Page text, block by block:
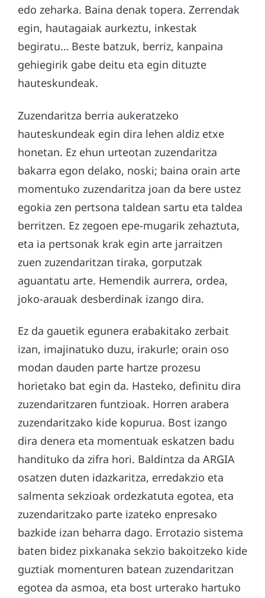
edo zeharka. Baina denak topera. Zerrendak
egin, hautagaiak aurkeztu, inkestak
begiratu… Beste batzuk, berriz, kanpaina
gehiegirik gabe deitu eta egin dituzte
hauteskundeak.
Zuzendaritza berria aukeratzeko
hauteskundeak egin dira lehen aldiz etxe
honetan. Ez ehun urteotan zuzendaritza
bakarra egon delako, noski; baina orain arte
momentuko zuzendaritza joan da bere ustez
egokia zen pertsona taldean sartu eta taldea
berritzen. Ez zegoen epe-mugarik zehaztuta,
eta ia pertsonak krak egin arte jarraitzen
zuen zuzendaritzan tiraka, gorputzak
aguantatu arte. Hemendik aurrera, ordea,
joko-arauak desberdinak izango dira.
Ez da gauetik egunera erabakitako zerbait
izan, imajinatuko duzu, irakurle; orain oso
modan dauden parte hartze prozesu
horietako bat egin da. Hasteko, definitu dira
zuzendaritzaren funtzioak. Horren arabera
zuzendaritzako kide kopurua. Bost izango
dira denera eta momentuak eskatzen badu
handituko da zifra hori. Baldintza da ARGIA
osatzen duten idazkaritza, erredakzio eta
salmenta sekzioak ordezkatuta egotea, eta
zuzendaritzako parte izateko enpresako
bazkide izan beharra dago. Errotazio sistema
baten bidez pixkanaka sekzio bakoitzeko kide
guztiak momenturen batean zuzendaritzan
egotea da asmoa, eta bost urterako hartuko